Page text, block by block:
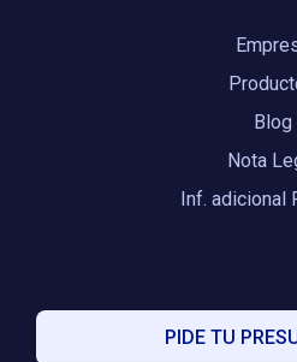
Blog
Nota
Inf. adicional
PIDE TU